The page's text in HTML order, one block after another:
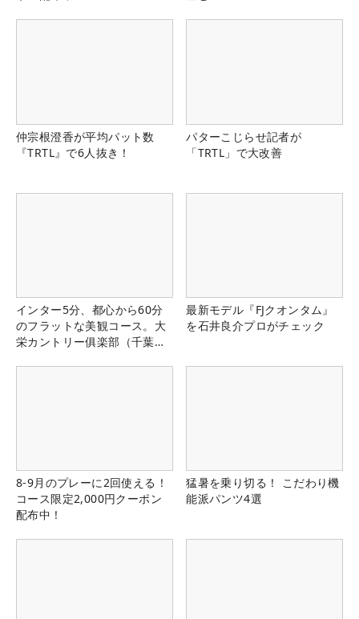
仲宗根澄香が平均パット数
『TRTL』で6人抜き！
パターこじらせ記者が
「TRTL」で大改善
インター5分、都心から60分
のフラットな美観コース。大
栄カントリー俱楽部（千葉
最新モデル『FJクオンタム』
を石井良介プロがチェック
8-9月のプレーに2回使える！
コース限定2,000円クーポン
配布中！
猛暑を乗り切る！ こだわり機
能派パンツ4選